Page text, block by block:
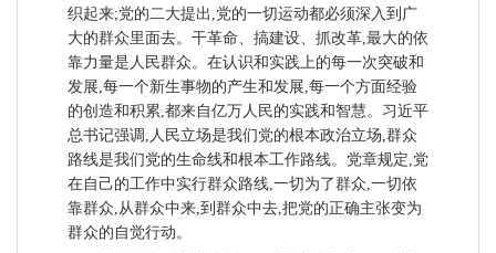
织起来;党的二大提出,党的一切运动都必须深入到广
大的群众里面去。干革命、搞建设、抓改革,最大的依
靠力量是人民群众。在认识和实践上的每一次突破和
发展,每一个新生事物的产生和发展,每一个方面经验
的创造和积累,都来自亿万人民的实践和智慧。习近平
总书记强调,人民立场是我们党的根本政治立场,群众
路线是我们党的生命线和根本工作路线。党章规定,党
在自己的工作中实行群众路线,一切为了群众,一切依
靠群众,从群众中来,到群众中去,把党的正确主张变为
群众的自觉行动。